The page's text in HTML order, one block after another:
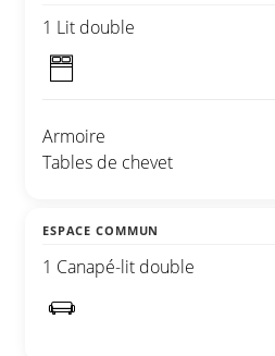
1 Lit double
Armoire
Tables de chevet
ESPACE COMMUN
1 Canapé-lit double